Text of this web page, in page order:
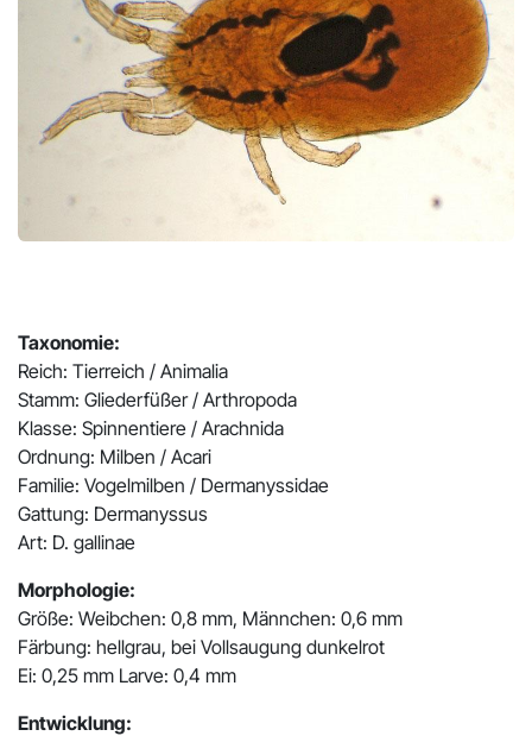
Taxonomie:
Reich: Tierreich / Animalia
Stamm: Gliederfüßer / Arthropoda
Klasse: Spinnentiere / Arachnida
Ordnung: Milben / Acari
Familie: Vogelmilben / Dermanyssidae
Gattung: Dermanyssus
Art: D. gallinae
Morphologie:
Größe: Weibchen: 0,8 mm, Männchen: 0,6 mm
Färbung: hellgrau, bei Vollsaugung dunkelrot
Ei: 0,25 mm Larve: 0,4 mm
Entwicklung: